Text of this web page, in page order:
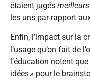
étaient jugés meilleurs
les uns par rapport
Enfin, l’impact sur la
l’usage qu’on fait de
l’éducation notent
idées » pour le